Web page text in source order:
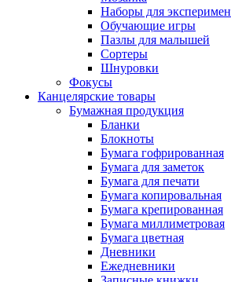
Наборы для
Обучающие игры
Пазлы для малышей
Сортеры
Шнуровки
Фокусы
Канцелярские товары
Бумажная продукция
Бланки
Блокноты
Бумага гофрированная
Бумага для заметок
Бумага для печати
Бумага копировальная
Бумага крепированная
Бумага миллиметровая
Бумага цветная
Дневники
Ежедневники